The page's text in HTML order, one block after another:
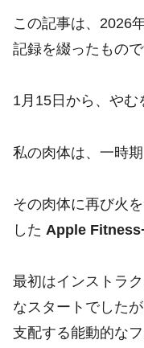
この記事は、2026
記録を綴ったもので
1月15日から、やむ
私の肉体は、一時
その肉体に再び火
した Apple
最初はインストラ
なスタートでした
支配する能動的な